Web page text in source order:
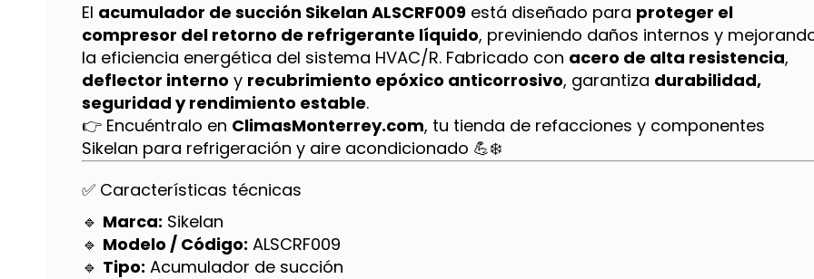
El acumulador de succión Sikelan ALSCRF009 está diseñado para proteger el
compresor del retorno de refrigerante líquido, previniendo daños internos y
la eficiencia energética del sistema HVAC/R. Fabricado con acero de alta resistencia,
deflector interno y recubrimiento epóxico anticorrosivo, garantiza durabilidad,
seguridad y rendimiento estable.
👉 Encuéntralo en ClimasMonterrey.com, tu tienda de refacciones y componentes
Sikelan para refrigeración y aire acondicionado 💪❄️
✅ Características técnicas
🔹 Marca: Sikelan
🔹 Modelo / Código: ALSCRF009
🔹 Tipo: Acumulador de succión